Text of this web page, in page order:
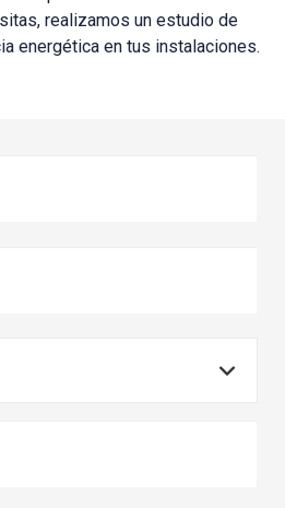
realizamos un estudio de
energética en tus instalaciones.